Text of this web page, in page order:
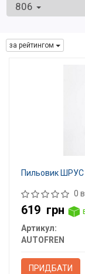
806
за рейтингом
Пильовик ШРУС
0
619 грн
Артикул:
AUTOFREN
ПРИДБАТИ